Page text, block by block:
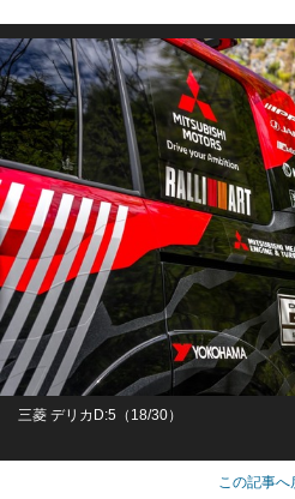
三菱 デリカD:5（18/30）
この記事へ